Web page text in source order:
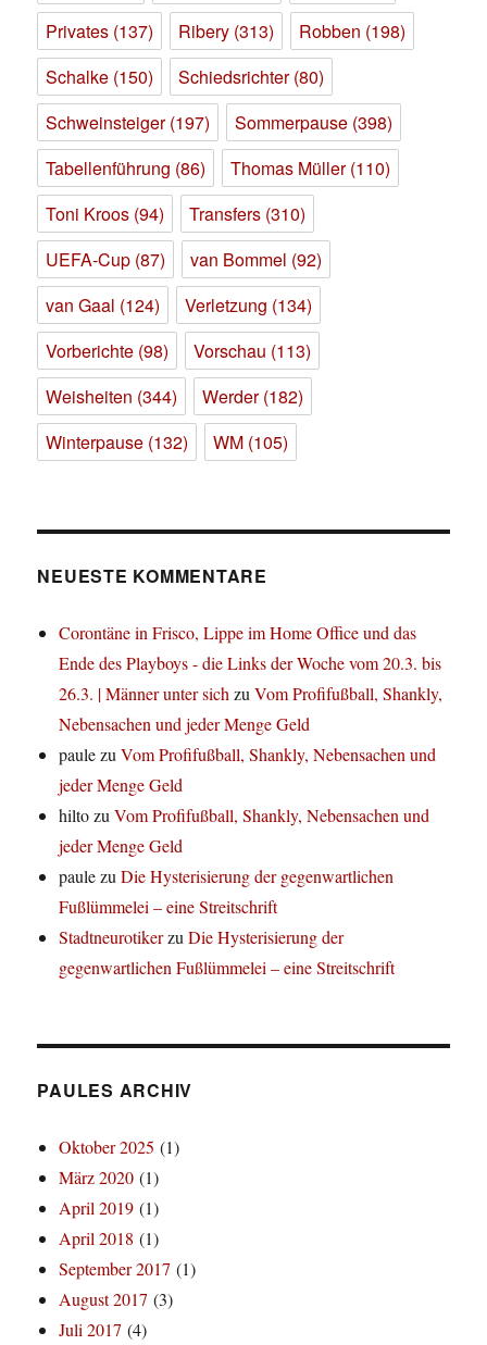
Privates (137) Ribery (313) Robben (198)
Schalke (150) Schiedsrichter(80)
Schweinsteiger(197) Sommerpause (398)
Tabellenführung (86) Thomas Müller(110)
Toni Kroos (94) Transfers (310)
UEFA-Cup (87) van Bommel (92)
van Gaal (124) Verletzung (134)
Vorberichte (98) Vorschau (113)
Weisheiten (344) Werder(182)
Winterpause (132) WM (105)
NEUESTE KOMMENTARE
Corontäne in Frisco, Lippe im Home Office und das
Ende des Playboys - die Links der Woche vom 20.3. bis
26.3. | Männer unter sichzuVom Profifußball, Shankly,
Nebensachen und jeder Menge Geld
paulezuVom Profifußball, Shankly, Nebensachen und
jeder Menge Geld
hiltozuVom Profifußball, Shankly, Nebensachen und
jeder Menge Geld
paulezuDie Hysterisierung der gegenwartlichen
Fußlümmelei – eine Streitschrift
StadtneurotikerzuDie Hysterisierung der
gegenwartlichen Fußlümmelei – eine Streitschrift
PAULES ARCHIV
Oktober 2025 (1)
März 2020 (1)
April 2019 (1)
April 2018 (1)
September 2017 (1)
August 2017 (3)
Juli 2017 (4)